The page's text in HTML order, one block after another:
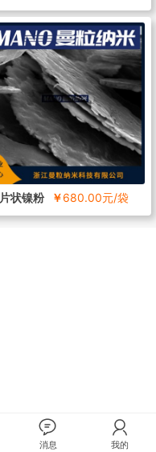
片状镍粉 ￥680.00元/袋
消息 我的